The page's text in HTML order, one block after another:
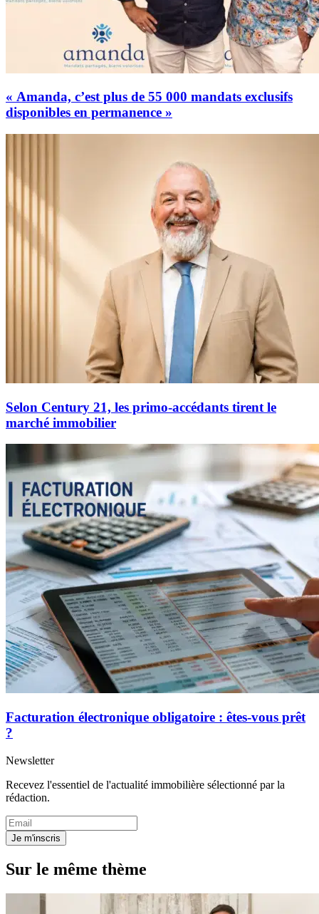
« Amanda, c’est plus de 55 000 mandats exclusifs
disponibles en permanence »
Selon Century 21, les primo-accédants tirent le
marché immobilier
Facturation électronique obligatoire : êtes-vous prêt
?
Newsletter
Recevez l'essentiel de l'actualité immobilière sélectionné par la
rédaction.
Je m'inscris
Sur le même thème